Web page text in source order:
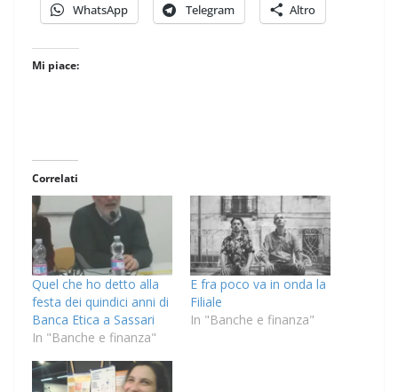
WhatsApp Telegram Altro
Mi piace:
Correlati
Quel che ho detto alla
festa dei quindici anni di
Banca Etica a Sassari
In "Banche e finanza"
E fra poco va in onda la
Filiale
In "Banche e finanza"